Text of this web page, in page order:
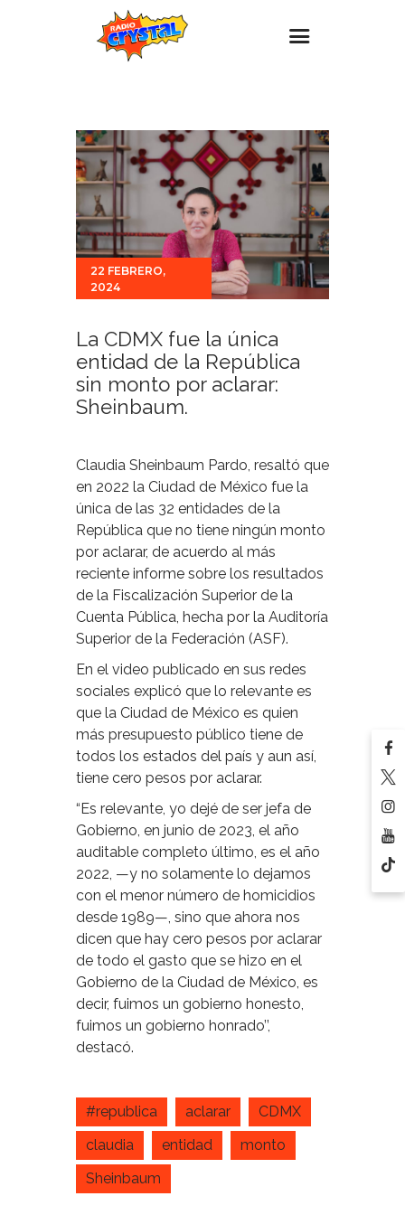
Estaciones
Eventos
Promociones
Noticias
Para ti
Contacto
22 FEBRERO,
2024
La CDMX fue la única
entidad de la República
sin monto por aclarar:
Sheinbaum.
Claudia Sheinbaum Pardo, resaltó que
en 2022 la Ciudad de México fue la
única de las 32 entidades de la
República que no tiene ningún monto
por aclarar, de acuerdo al más
reciente informe sobre los resultados
de la Fiscalización Superior de la
Cuenta Pública, hecha por la Auditoría
Superior de la Federación (ASF).
En el video publicado en sus redes
sociales explicó que lo relevante es
que la Ciudad de México es quien
más presupuesto público tiene de
todos los estados del país y aun así,
tiene cero pesos por aclarar.
“Es relevante, yo dejé de ser jefa de
Gobierno, en junio de 2023, el año
auditable completo último, es el año
2022, —y no solamente lo dejamos
con el menor número de homicidios
desde 1989—, sino que ahora nos
dicen que hay cero pesos por aclarar
de todo el gasto que se hizo en el
Gobierno de la Ciudad de México, es
decir, fuimos un gobierno honesto,
fuimos un gobierno honrado’’,
destacó.
#republica aclarar
CDMX
claudia
entidad
monto
Sheinbaum